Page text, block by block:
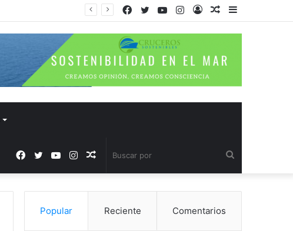
Barra
Publicación
Acceso
Instagram
YouTube
Twitter
Facebook
por
Publicación
al
Instagram
YouTube
Twitter
Facebook
Popular Reciente Comentarios